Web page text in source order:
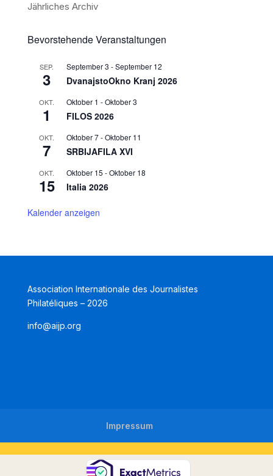
Jährliches Archiv
Bevorstehende Veranstaltungen
SEP.
3
September 3 -September 12
DvanajstoOkno Kranj 2026
OKT.
1
Oktober 1 -Oktober 3
FILOS 2026
OKT.
7
Oktober 7-Oktober 11
SRBIJAFILA XVI
OKT.
15
Oktober 15 -Oktober 18
Italia 2026
Kalender anzeigen
Association Internationale des Journalistes
Philatéliques – 2026
info@aijp.org
Impressum